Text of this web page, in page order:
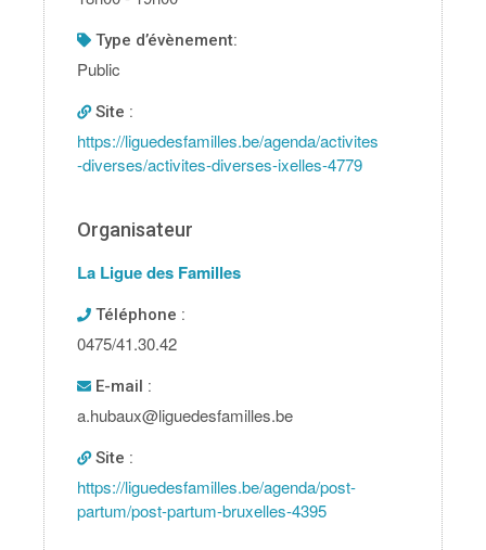
type d’évènement:
Public
Site :
https://liguedesfamilles.be/agenda/activites
-diverses/activites-diverses-ixelles-4779
Organisateur
La Ligue des Familles
Téléphone :
0475/41.30.42
E-mail :
a.hubaux@liguedesfamilles.be
Site :
https://liguedesfamilles.be/agenda/post-
partum/post-partum-bruxelles-4395